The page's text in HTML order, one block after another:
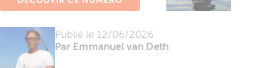
Publié le 12/06/2026
Par Emmanuel van Deth